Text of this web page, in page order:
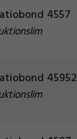
4557
45952